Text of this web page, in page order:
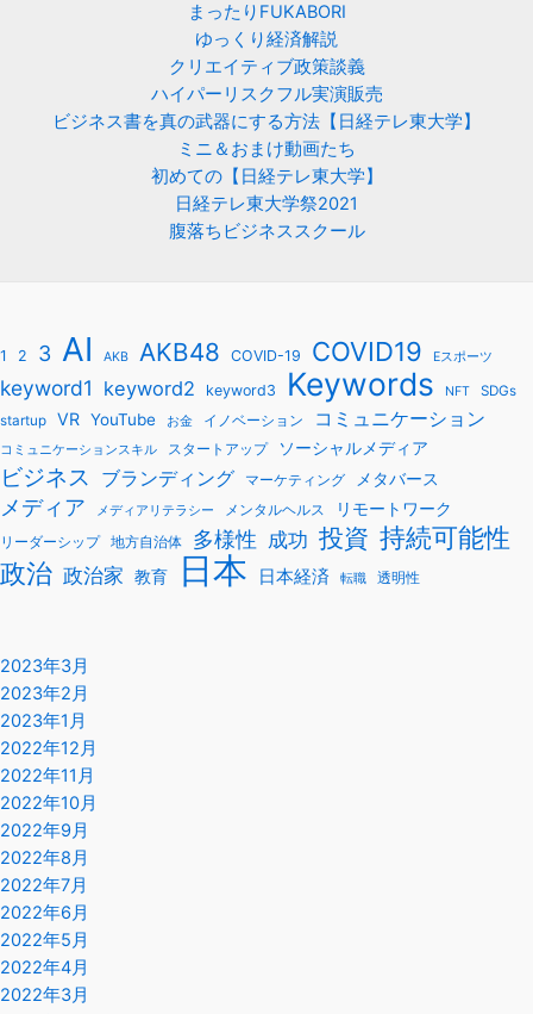
まったりFUKABORI
ゆっくり経済解説
クリエイティブ政策談義
ハイパーリスクフル実演販売
ビジネス書を真の武器にする方法【日経テレ東大学】
ミニ＆おまけ動画たち
初めての【日経テレ東大学】
日経テレ東大学祭2021
腹落ちビジネススクール
1 2 3 AI AKB AKB48 COVID-19 COVID19 Eスポーツ
keyword1 keyword2 keyword3 Keywords NFT
SDGs
startup
VR YouTube お金 イノベーション コミュニケーション
コミュニケーションスキル スタートアップ ソーシャルメディア
ビジネス ブランディング マーケティング メタバース
メディア メディアリテラシー メンタルヘルス リモートワーク
リーダーシップ 地方自治体 多様性 成功 投資 持続可能性
政治 政治家 教育 日本 日本経済 転職 透明性
2023年3月
2023年2月
2023年1月
2022年12月
2022年11月
2022年10月
2022年9月
2022年8月
2022年7月
2022年6月
2022年5月
2022年4月
2022年3月